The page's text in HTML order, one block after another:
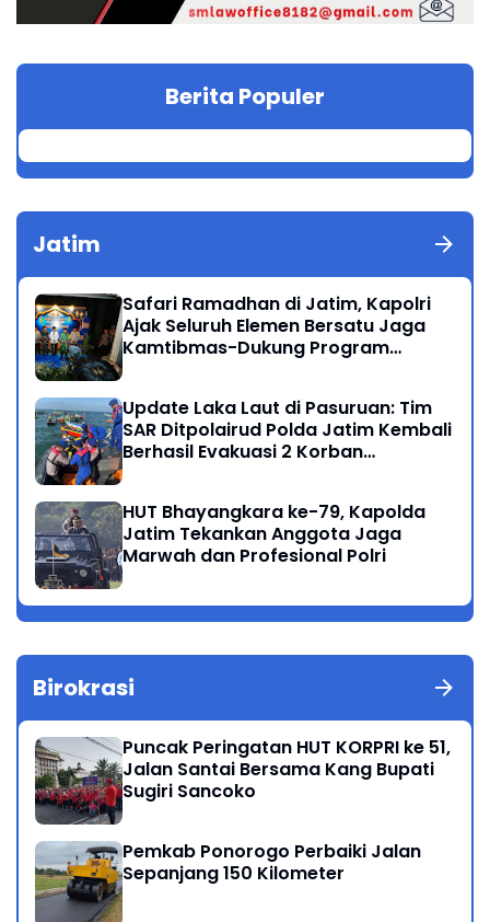
Berita Populer
Jatim
Safari Ramadhan di Jatim, Kapolri
Ajak Seluruh Elemen Bersatu Jaga
Kamtibmas-Dukung Program
Update Laka Laut di Pasuruan: Tim
SAR Ditpolairud Polda Jatim Kembali
Berhasil Evakuasi 2 Korban
HUT Bhayangkara ke-79, Kapolda
Jatim Tekankan Anggota Jaga
Marwah dan Profesional Polri
Birokrasi
Puncak Peringatan HUT KORPRI ke 51,
Jalan Santai Bersama Kang Bupati
Sugiri Sancoko
Pemkab Ponorogo Perbaiki Jalan
Sepanjang 150 Kilometer